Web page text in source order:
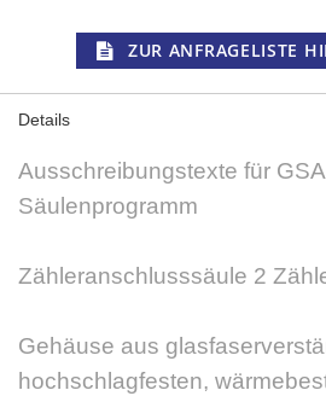
ZUR ANFRAGELISTE
Details
Ausschreibungstexte für
Säulenprogramm
Zähleranschlusssäule 2
Gehäuse aus
hochschlagfesten,